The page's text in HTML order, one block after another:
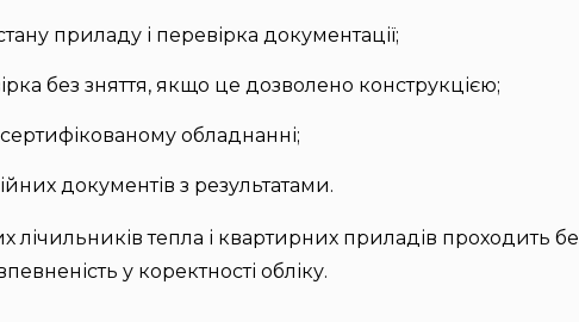
приладу і перевірка документації;
без зняття, якщо це дозволено конструкцією;
обладнанні;
документів з результатами.
лічильників тепла і квартирних приладів проходить
у коректності обліку.